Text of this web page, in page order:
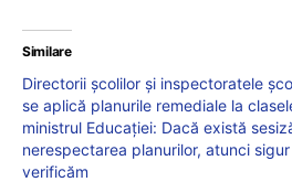
Similare
Directorii școlilor și inspectoratele
se aplică planurile remediale la
ministrul Educației: Dacă există
nerespectarea planurilor, atunci
verificăm